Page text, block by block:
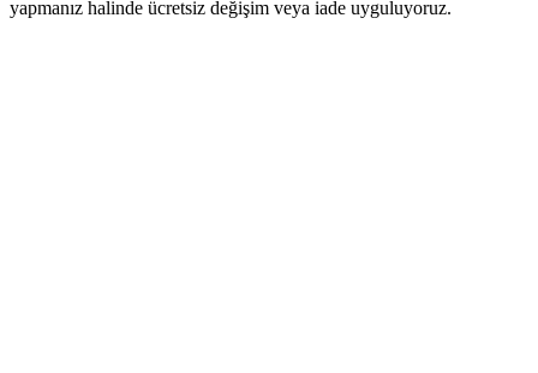
yapmanız halinde ücretsiz değişim veya iade uyguluyoruz.